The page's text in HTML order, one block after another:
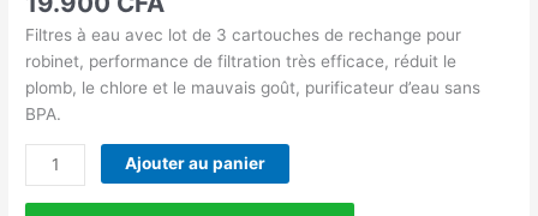
Filtres à eau avec lot de 3 cartouches de rechange pour
robinet, performance de filtration très efficace, réduit le
plomb, le chlore et le mauvais goût, purificateur d’eau sans
BPA.
Ajouter au panier